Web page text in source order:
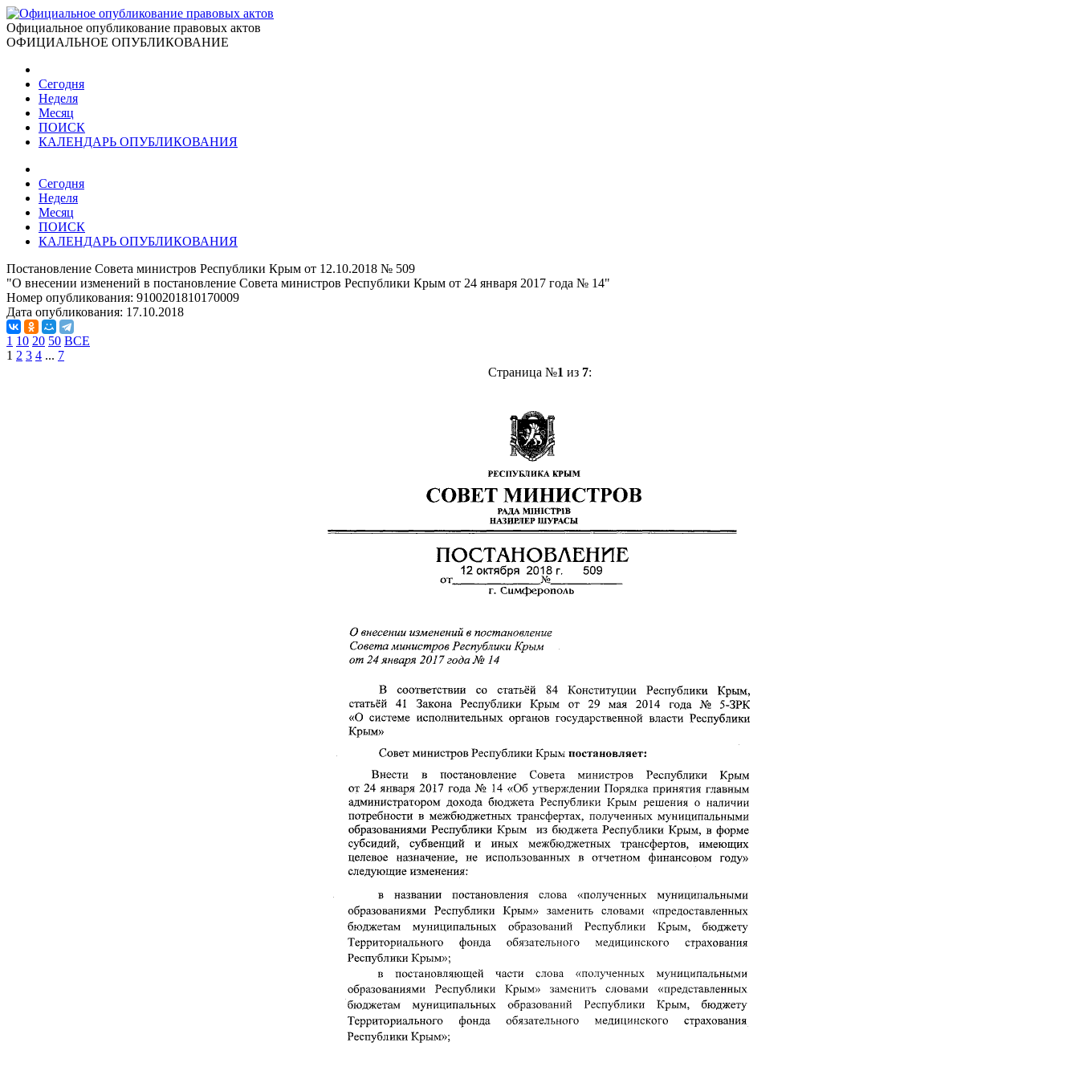
Официальное опубликование правовых актов
ОФИЦИАЛЬНОЕ ОПУБЛИКОВАНИЕ
Сегодня
Неделя
Месяц
ПОИСК
КАЛЕНДАРЬ ОПУБЛИКОВАНИЯ
Сегодня
Неделя
Месяц
ПОИСК
КАЛЕНДАРЬ ОПУБЛИКОВАНИЯ
Постановление Совета министров Республики Крым от 12.10.2018 № 509
"О внесении изменений в постановление Совета министров Республики Крым от 24 января 2017 года № 14"
Номер опубликования: 9100201810170009
Дата опубликования: 17.10.2018
1 10 20 50 ВСЕ
1 2 3 4 ... 7
Страница №1 из 7: